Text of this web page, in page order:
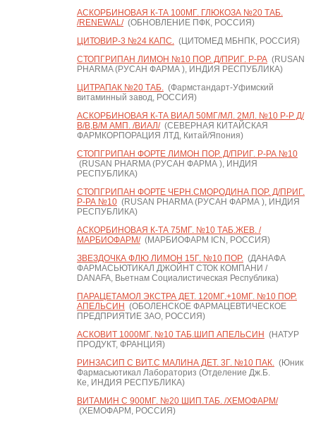
АСКОРБИНОВАЯ К-ТА 100МГ. ГЛЮКОЗА №20 ТАБ.
/RENEWAL/(ОБНОВЛЕНИЕ ПФК, РОССИЯ)
ЦИТОВИР-3 №24 КАПС.(ЦИТОМЕД МБНПК, РОССИЯ)
СТОПГРИПАН ЛИМОН №10 ПОР. Д/ПРИГ. Р-РА(RUSAN
PHARMA (РУСАН ФАРМА ), ИНДИЯ РЕСПУБЛИКА)
ЦИТРАПАК №20 ТАБ.(Фармстандарт-Уфимский
витаминный завод, РОССИЯ)
АСКОРБИНОВАЯ К-ТА ВИАЛ 50МГ/МЛ. 2МЛ. №10 Р-Р Д/
В/В,В/М АМП. /ВИАЛ/(СЕВЕРНАЯ КИТАЙСКАЯ
ФАРМКОРПОРАЦИЯ ЛТД, Китай/Япония)
СТОПГРИПАН ФОРТЕ ЛИМОН ПОР. Д/ПРИГ. Р-РА №10
(RUSAN PHARMA (РУСАН ФАРМА ), ИНДИЯ
РЕСПУБЛИКА)
СТОПГРИПАН ФОРТЕ ЧЕРН.СМОРОДИНА ПОР. Д/ПРИГ.
Р-РА №10(RUSAN PHARMA (РУСАН ФАРМА ), ИНДИЯ
РЕСПУБЛИКА)
АСКОРБИНОВАЯ К-ТА 75МГ. №10 ТАБ.ЖЕВ. /
МАРБИОФАРМ/(МАРБИОФАРМ ICN, РОССИЯ)
ЗВЕЗДОЧКА ФЛЮ ЛИМОН 15Г. №10 ПОР.(ДАНАФА
ФАРМАСЬЮТИКАЛ ДЖОЙНТ СТОК КОМПАНИ /
DANAFA, Вьетнам Социалистическая Республика)
ПАРАЦЕТАМОЛ ЭКСТРА ДЕТ. 120МГ.+10МГ. №10 ПОР.
АПЕЛЬСИН (ОБОЛЕНСКОЕ ФАРМАЦЕВТИЧЕСКОЕ
ПРЕДПРИЯТИЕ ЗАО, РОССИЯ)
АСКОВИТ 1000МГ. №10 ТАБ.ШИП АПЕЛЬСИН (НАТУР
ПРОДУКТ, ФРАНЦИЯ)
РИНЗАСИП С ВИТ.С МАЛИНА ДЕТ. 3Г. №10 ПАК.(Юник
Фармасьютикал Лабораториз (Отделение Дж.Б.
Ке, ИНДИЯ РЕСПУБЛИКА)
ВИТАМИН С 900МГ. №20 ШИП.ТАБ. /ХЕМОФАРМ/
(ХЕМОФАРМ, РОССИЯ)